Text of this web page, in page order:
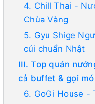
4. Chill Thai -
Chùa Vàng
5. Gyu Shige
củi chuẩn Nhật
III. Top quán
cả buffet & gọi
6. GoGi House -